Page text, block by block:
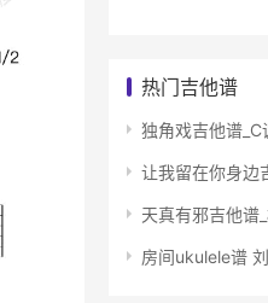
热门吉他谱
独角戏吉他谱_C
让我留在你身边
天真有邪吉他谱
房间ukulele谱